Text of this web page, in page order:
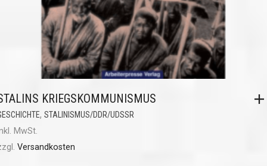
KRIEGSKOMMUNISMUS
, STALINISMUS/DDR/UDSSR
MwSt.
Versandkosten